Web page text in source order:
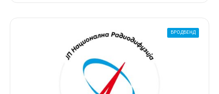
БРОДБЕНД